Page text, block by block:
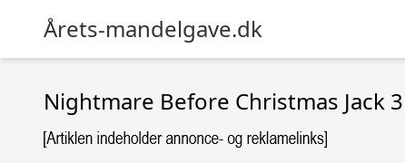
Årets-mandelgave.dk
Nightmare Before Christmas Jack